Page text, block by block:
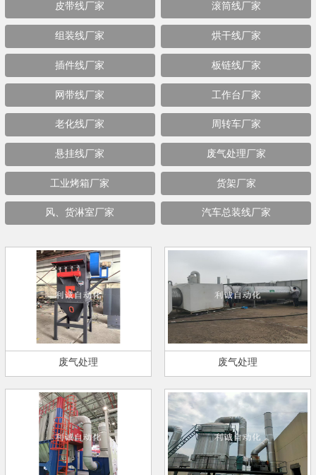
皮带线厂家 滚筒线厂家
组装线厂家 烘干线厂家
插件线厂家 板链线厂家
网带线厂家 工作台厂家
老化线厂家 周转车厂家
悬挂线厂家 废气处理厂家
工业烤箱厂家 货架厂家
风、货淋室厂家 汽车总装线厂家
废气处理 废气处理